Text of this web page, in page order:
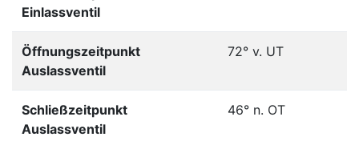
Einlassventil
Öffnungszeitpunkt
Auslassventil
72° v. UT
Schließzeitpunkt
Auslassventil
46° n. OT